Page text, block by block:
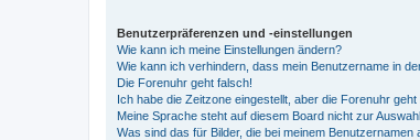
Benutzerpräferenzen und -einstellungen
Wie kann ich meine Einstellungen ändern?
Wie kann ich verhindern, dass mein Benutzername in
Die Forenuhr geht falsch!
Ich habe die Zeitzone eingestellt, aber die Forenuhr
Meine Sprache steht auf diesem Board nicht zur
Was sind das für Bilder, die bei meinem Benutzernamen